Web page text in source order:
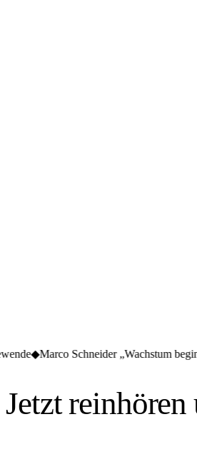
42Episoden
„Wachstum beginnt nicht im
Jetzt reinhören